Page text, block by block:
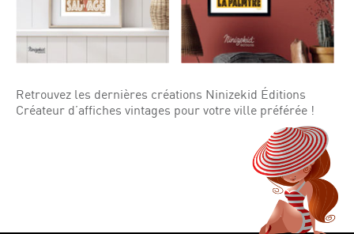
Retrouvez les dernières créations Ninizekid Éditions
Créateur d’affiches vintages pour votre ville préférée !